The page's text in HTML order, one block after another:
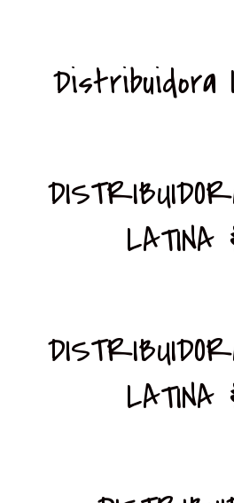
Distribuidora
LATINA
LATINA